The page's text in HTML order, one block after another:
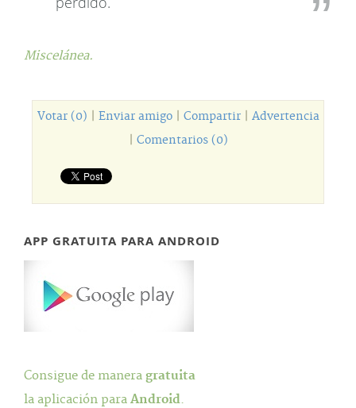
Miscelánea.
Votar (0) Enviar amigo| Compartir| Advertencia
Comentarios (0)
APP GRATUITA PARA ANDROID
Consigue de manera gratuita
la aplicación para Android.